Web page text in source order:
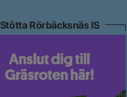
Stötta Rörbäcksnäs IS